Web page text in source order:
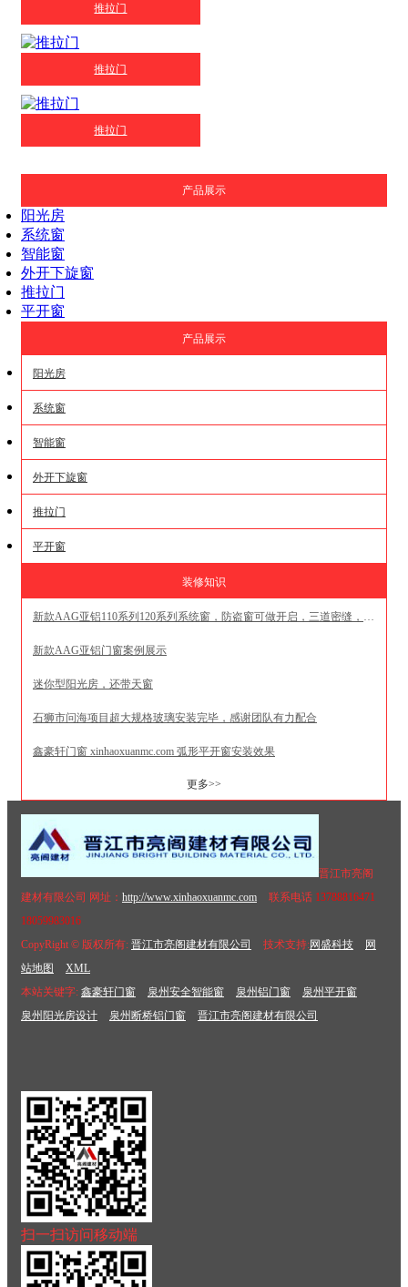
推拉门
推拉门
推拉门
产品展示
阳光房
系统窗
智能窗
外开下旋窗
推拉门
平开窗
产品展示
阳光房
系统窗
智能窗
外开下旋窗
推拉门
平开窗
装修知识
新款AAG亚铝110系列120系列系统窗，防盗窗可做开启，三道密缝，等位线垂直，斜边压线，一体外压，地漏式排水
新款AAG亚铝门窗案例展示
迷你型阳光房，还带天窗
石狮市问海项目超大规格玻璃安装完毕，感谢团队有力配合
鑫豪轩门窗 xinhaoxuanmc.com 弧形平开窗安装效果
更多>>
晋江市亮阁
建材有限公司 网址： http://www.xinhaoxuanmc.com 联系电话 13788816471
18059983016
CopyRight © 版权所有: 晋江市亮阁建材有限公司 技术支持:网盛科技
网
站地图
XML
本站关键字: 鑫豪轩门窗 泉州安全智能窗 泉州铝门窗
泉州平开窗
泉州阳光房设计
泉州断桥铝门窗 晋江市亮阁建材有限公司
扫一扫访问移动端